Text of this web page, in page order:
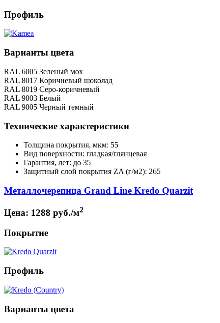
Профиль
Варианты цвета
RAL 6005 Зеленый мох
RAL 8017 Коричневый шоколад
RAL 8019 Серо-коричневый
RAL 9003 Белый
RAL 9005 Черный темный
Технические характеристики
Толщина покрытия, мкм: 55
Вид поверхности: гладкая/глянцевая
Гарантия, лет: до 35
Защитный слой покрытия ZA (г/м2): 265
Металлочерепица Grand Line Kredo Quarzit
Цена: 1288 руб./м2
Покрытие
Профиль
Варианты цвета